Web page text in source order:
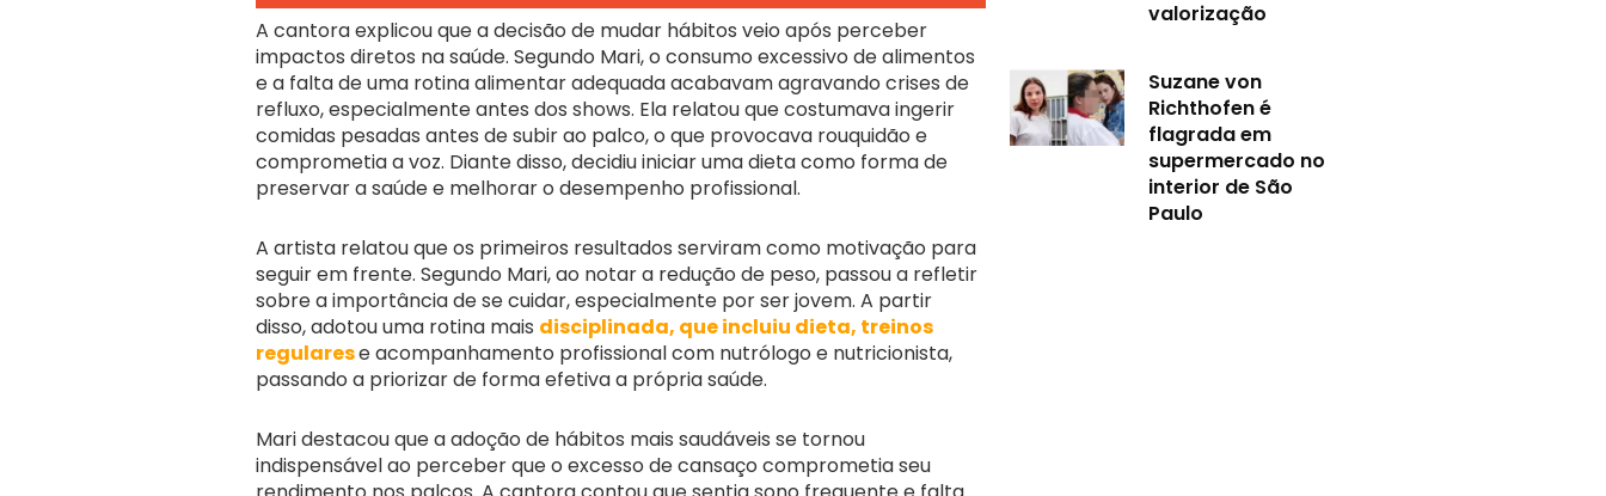
A cantora explicou que a decisão de mudar hábitos veio após perceber
impactos diretos na saúde. Segundo Mari, o consumo excessivo de alimentos
e a falta de uma rotina alimentar adequada acabavam agravando crises de
refluxo, especialmente antes dos shows. Ela relatou que costumava ingerir
comidas pesadas antes de subir ao palco, o que provocava rouquidão e
comprometia a voz. Diante disso, decidiu iniciar uma dieta como forma de
preservar a saúde e melhorar o desempenho profissional.
A artista relatou que os primeiros resultados serviram como motivação para
seguir em frente. Segundo Mari, ao notar a redução de peso, passou a refletir
sobre a importância de se cuidar, especialmente por ser jovem. A partir
disso, adotou uma rotina mais disciplinada, que incluiu dieta, treinos
regularese acompanhamento profissional com nutrólogo e nutricionista,
passando a priorizar de forma efetiva a própria saúde.
Mari destacou que a adoção de hábitos mais saudáveis se tornou
indispensável ao perceber que o excesso de cansaço comprometia seu
valorização
Suzane von
Richthofen é
flagrada em
supermercado no
interior de São
Paulo